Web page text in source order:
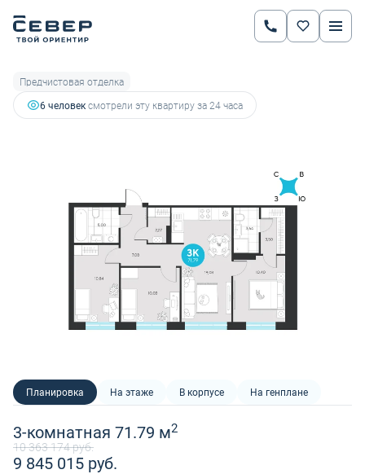
3-комнатная
10 363 174 руб.
9 845 015 руб.
Ипотекаот 34 461 руб.
Предчистовая отделка
6 человексмотрели эту квартиру за 24 часа
Планировка На этаже В корпусе На генплане
3-комнатная 71.79 м2
10 363 174 руб.
9 845 015 руб.